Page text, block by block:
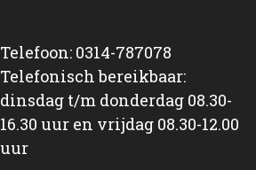
Telefoon: 0314-787078
Telefonisch bereikbaar:
dinsdag t/m donderdag 08.30-
16.30 uur en vrijdag 08.30-12.00
uur